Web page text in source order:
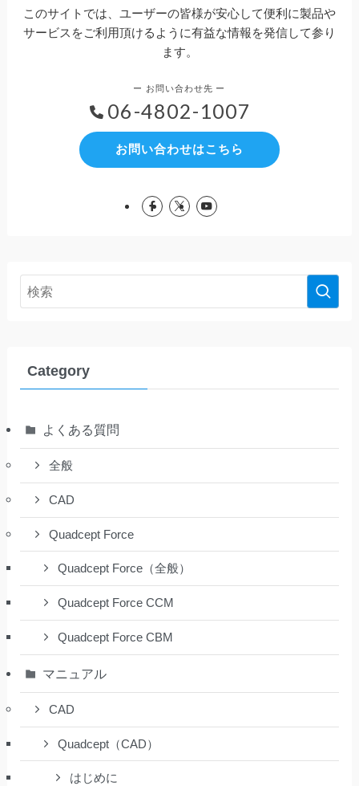
このサイトでは、ユーザーの皆様が安心して便利に製品や
サービスをご利用頂けるように有益な情報を発信して参り
ます。
06-4802-1007
お問い合わせはこちら
Category
よくある質問
全般
CAD
Quadcept Force
Quadcept Force（全般）
Quadcept Force CCM
Quadcept Force CBM
マニュアル
CAD
Quadcept（CAD）
はじめに